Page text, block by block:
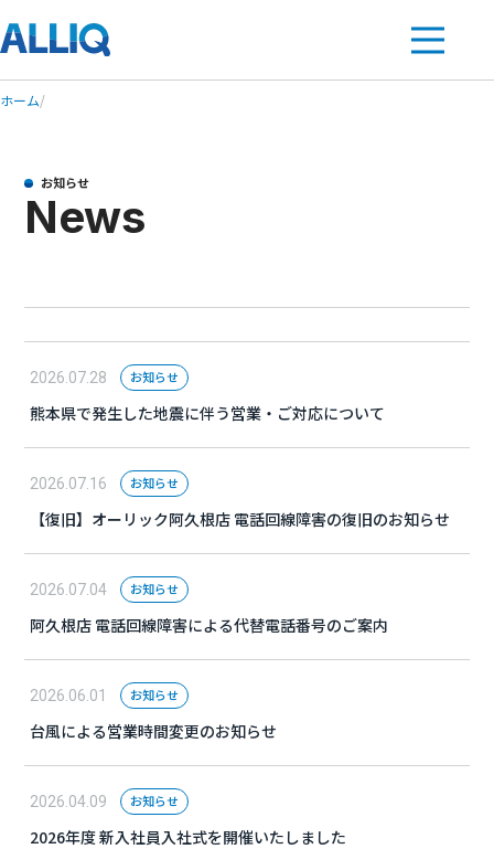
ホーム/
お知らせ
News
2026.07.28 お知らせ
熊本県で発生した地震に伴う営業・ご対応について
2026.07.16 お知らせ
【復旧】オーリック阿久根店 電話回線障害の復旧のお知らせ
2026.07.04 お知らせ
阿久根店 電話回線障害による代替電話番号のご案内
2026.06.01 お知らせ
台風による営業時間変更のお知らせ
2026.04.09 お知らせ
2026年度 新入社員入社式を開催いたしました